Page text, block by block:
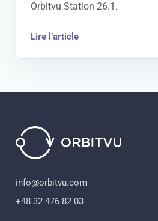
Orbitvu Station 26.1.
Lire l’article
info@orbitvu.com
+48 32 476 82 03